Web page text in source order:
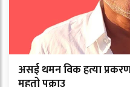
असई थमन विक हत्या